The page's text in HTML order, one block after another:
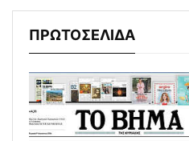
ΠΡΩΤΟΣΕΛΙΔΑ